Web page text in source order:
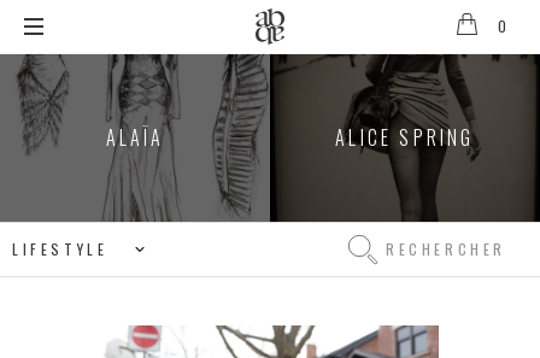
Alix
B.
D'Anthenay
0
ALAÏA ALICE SPRING
Rechercher
Rechercher